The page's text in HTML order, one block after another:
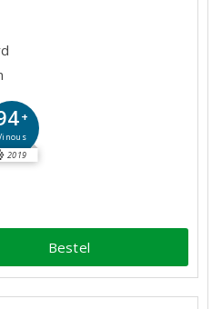
+
2019
Bestel